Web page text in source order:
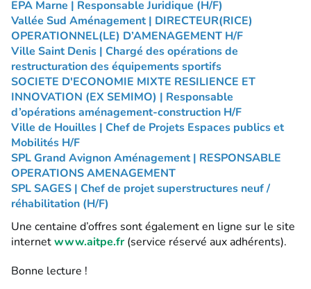
EPA Marne | Responsable Juridique (H/F)
Vallée Sud Aménagement | DIRECTEUR(RICE)
OPERATIONNEL(LE) D’AMENAGEMENT H/F
Ville Saint Denis | Chargé des opérations de
restructuration des équipements sportifs
SOCIETE D'ECONOMIE MIXTE RESILIENCE ET
INNOVATION (EX SEMIMO) | Responsable
d’opérations aménagement-construction H/F
Ville de Houilles | Chef de Projets Espaces publics et
Mobilités H/F
SPL Grand Avignon Aménagement | RESPONSABLE
OPERATIONS AMENAGEMENT
SPL SAGES | Chef de projet superstructures neuf /
réhabilitation (H/F)
Une centaine d’offres sont également en ligne sur le site
internetwww.aitpe.fr(service réservé aux adhérents).
Bonne lecture !